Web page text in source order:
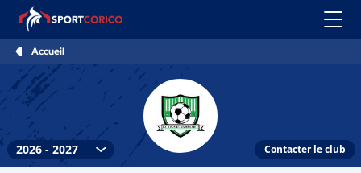
Accueil
Contacter le club